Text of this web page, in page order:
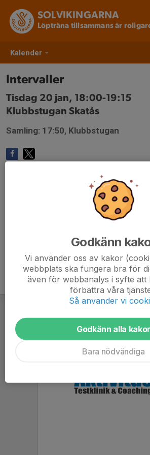
Kalender
SOLVIKINGARNA
Löpträna tillsammans är
Intervaller
Tisdag 20 jan, 18:00-19:15
Klubbstugan Skatås
Samling: 17:50, Klubbstugan
Godkänn
Vi använder oss av kakor
webbplats ska fungera bra för
även för webbanalys i syfte att
förbättra våra
Så använder vi
Godkänn alla kakor
Bara nödvändiga